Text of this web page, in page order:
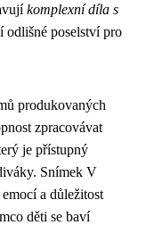
komplexní díla s
odlišné poselství pro
produkovaných
zpracovávat
je přístupný
Snímek V
a důležitost
děti se baví